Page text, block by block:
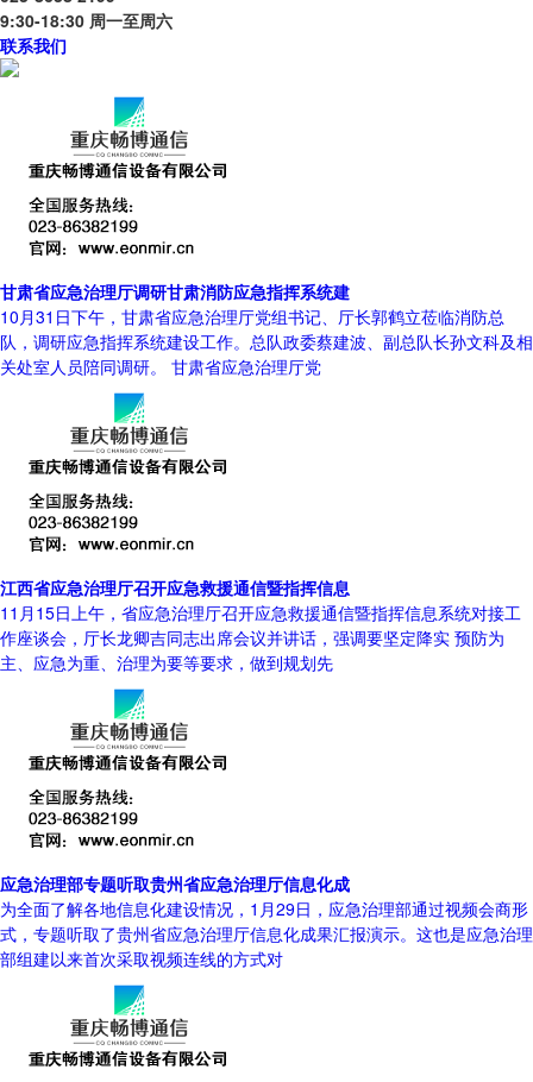
9:30-18:30 周一至周六
联系我们
甘肃省应急治理厅调研甘肃消防应急指挥系统建
10月31日下午，甘肃省应急治理厅党组书记、厅长郭鹤立莅临消防总
队，调研应急指挥系统建设工作。总队政委蔡建波、副总队长孙文科及相
关处室人员陪同调研。 甘肃省应急治理厅党
江西省应急治理厅召开应急救援通信暨指挥信息
11月15日上午，省应急治理厅召开应急救援通信暨指挥信息系统对接工
作座谈会，厅长龙卿吉同志出席会议并讲话，强调要坚定降实 预防为
主、应急为重、治理为要等要求，做到规划先
应急治理部专题听取贵州省应急治理厅信息化成
为全面了解各地信息化建设情况，1月29日，应急治理部通过视频会商形
式，专题听取了贵州省应急治理厅信息化成果汇报演示。这也是应急治理
部组建以来首次采取视频连线的方式对